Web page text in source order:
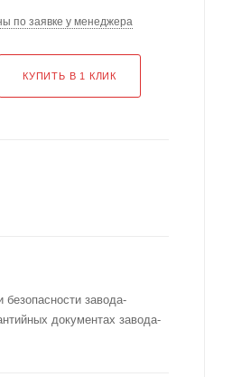
по заявке у менеджера
КУПИТЬ В 1 КЛИК
безопасности завода-
документах завода-